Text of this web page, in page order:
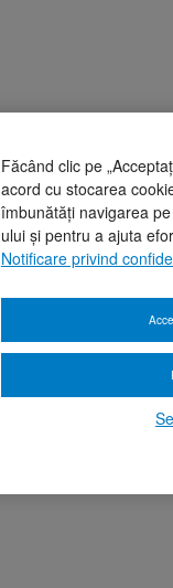
Făcând clic pe
acord cu stocarea
îmbunătăți navigarea
ului și pentru a ajuta
Notificare privind